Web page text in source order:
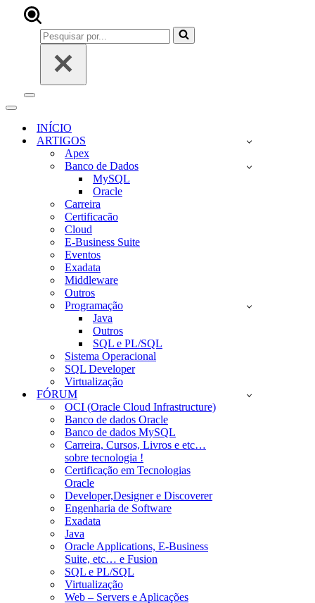
Pesquisar
por...
Menu
navegação
Menu
navegaçãoINÍCIO
ARTIGOS
Apex
Banco de Dados
MySQL
Oracle
Carreira
Certificacão
Cloud
E-Business Suite
Eventos
Exadata
Middleware
Outros
Programação
Java
Outros
SQL e PL/SQL
Sistema Operacional
SQL Developer
Virtualização
FÓRUM
OCI (Oracle Cloud Infrastructure)
Banco de dados Oracle
Banco de dados MySQL
Carreira, Cursos, Livros e etc…
sobre tecnologia !
Certificação em Tecnologias
Oracle
Developer,Designer e Discoverer
Engenharia de Software
Exadata
Java
Oracle Applications, E-Business
Suite, etc… e Fusion
SQL e PL/SQL
Virtualização
Web – Servers e Aplicações